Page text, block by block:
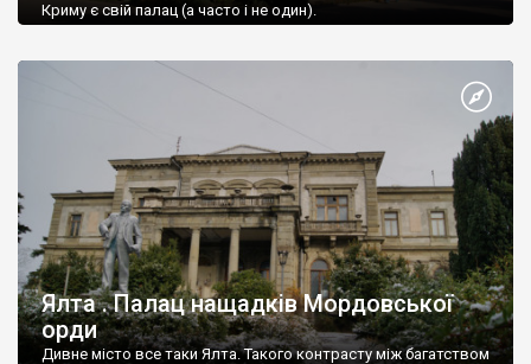
Криму є свій палац (а часто і не один).
Ялта . Палац нащадків Мордовської
орди
Дивне місто все таки Ялта. Такого контрасту між багатством